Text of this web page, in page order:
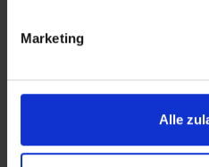
Marketing
Alle
Lage: VOI Le Muse
Hotel auf der